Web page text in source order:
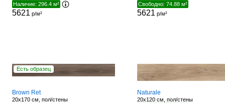
Наличие: 296.4 м²
5621 р/м²
Свободно: 74.88 м²
5621 р/м²
Есть образец
Brown Ret
20x170 см, пол/стены
Naturale
20x120 см, пол/стены